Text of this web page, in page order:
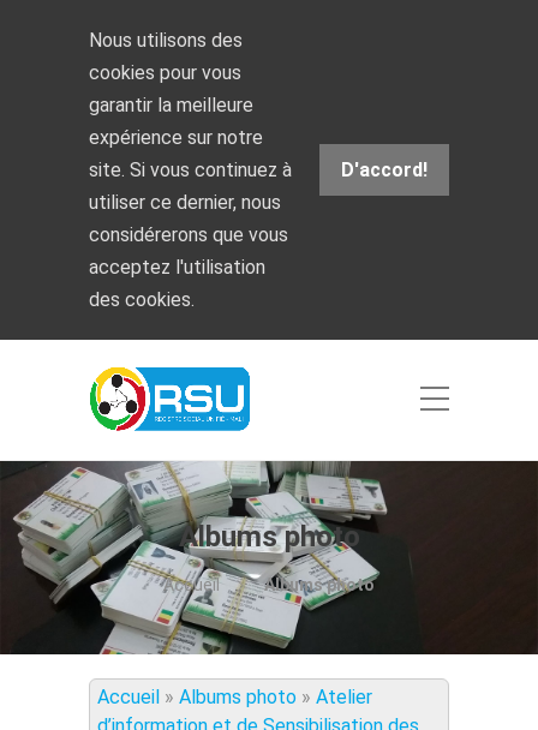
Nous utilisons des
cookies pour vous
garantir la meilleure
expérience sur notre
site. Si vous continuez à
utiliser ce dernier, nous
considérerons que vous
acceptez l'utilisation
des cookies.
D'accord!
Albums photo
Accueil Albums photo
Accueil » Albums photo » Atelier